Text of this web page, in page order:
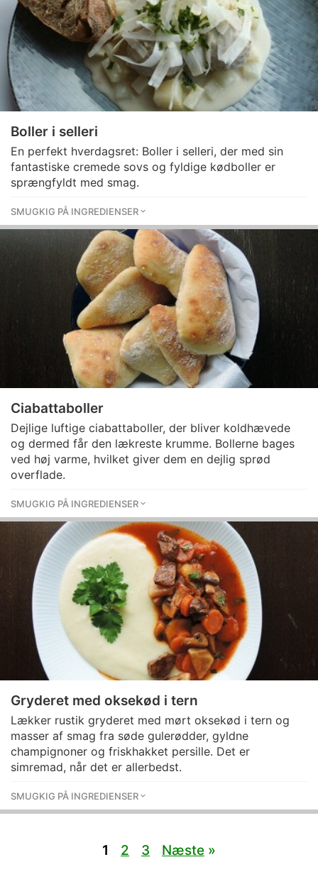
Boller i selleri
En perfekt hverdagsret: Boller i selleri, der med sin
fantastiske cremede sovs og fyldige kødboller er
sprængfyldt med smag.
SMUGKIG PÅ INGREDIENSER
Ciabattaboller
Dejlige luftige ciabattaboller, der bliver koldhævede
og dermed får den lækreste krumme. Bollerne bages
ved høj varme, hvilket giver dem en dejlig sprød
overflade.
SMUGKIG PÅ INGREDIENSER
Gryderet med oksekød i tern
Lækker rustik gryderet med mørt oksekød i tern og
masser af smag fra søde gulerødder, gyldne
champignoner og friskhakket persille. Det er
simremad, når det er allerbedst.
SMUGKIG PÅ INGREDIENSER
1 2 3 Næste »